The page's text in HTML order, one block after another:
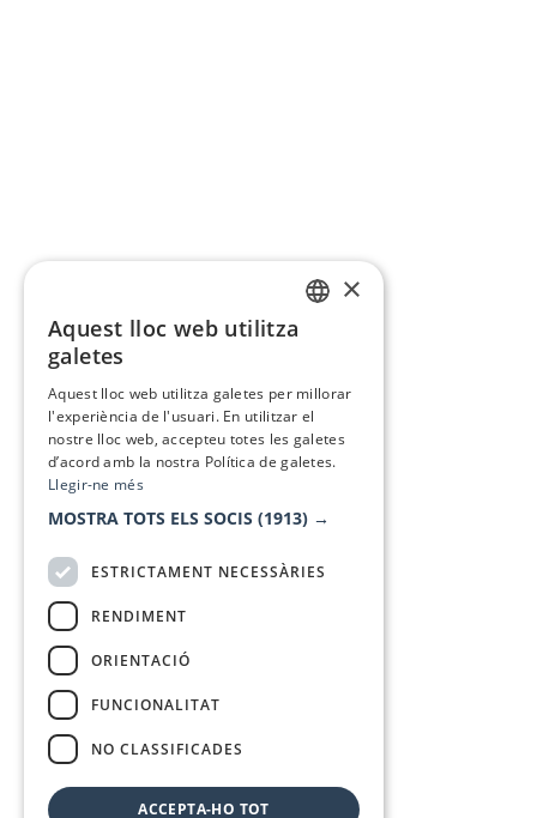
×
Aquest lloc web utilitza
galetes
Aquest lloc web utilitza galetes per millorar
l'experiència de l'usuari. En utilitzar el
nostre lloc web, accepteu totes les galetes
d’acord amb la nostra Política de galetes.
Llegir-ne més
MOSTRA TOTS ELS SOCIS (1913) →
ESTRICTAMENT NECESSÀRIES
RENDIMENT
ORIENTACIÓ
FUNCIONALITAT
NO CLASSIFICADES
ACCEPTA-HO TOT